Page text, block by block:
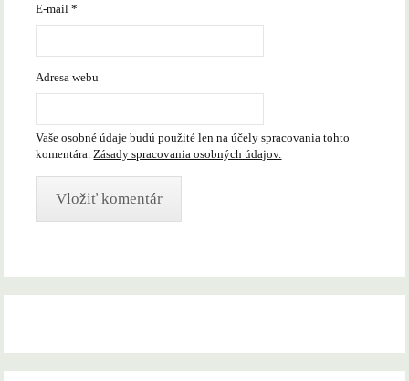
E-mail*
Adresa webu
Vaše osobné údaje budú použité len na účely spracovania tohto
komentára. Zásady spracovania osobných údajov.